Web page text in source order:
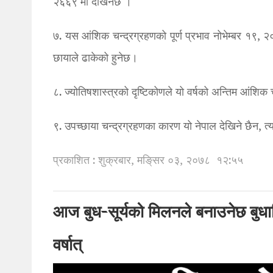
७. यस आंशिक चन्द्रग्रहणको पूर्ण प्रभाव नोभेम्बर १९,
छायाले ढाकेको हुनेछ।
८. ज्योतिषशास्त्रको दृष्टिकोणले यो वर्षको अन्तिम
९. उपच्छाया चन्द्रग्रहणका कारण यो नेपाल देखिने
प्रकाशित : शुक्रबार, मङि्सर ०३, २०७८ १२:५५
आज बुध-सूर्यको मिलनले बनाउनेछ
वर्षात्